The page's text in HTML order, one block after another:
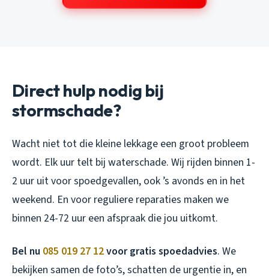
Direct hulp nodig bij
stormschade?
Wacht niet tot die kleine lekkage een groot probleem
wordt. Elk uur telt bij waterschade. Wij rijden binnen 1-
2 uur uit voor spoedgevallen, ook ’s avonds en in het
weekend. En voor reguliere reparaties maken we
binnen 24-72 uur een afspraak die jou uitkomt.
Bel nu 085 019 27 12voor gratis spoedadvies. We
bekijken samen de foto’s, schatten de urgentie in, en